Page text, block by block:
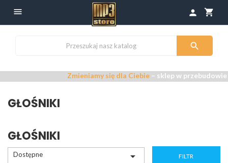
 shopping_cart
person

Zmieniamy się dla Ciebie– sklep w przebudowie –
GŁOŚNIKI
GŁOŚNIKI
Dostępne  FILTR